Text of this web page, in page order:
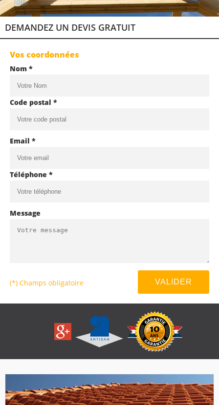
DEMANDEZ UN DEVIS GRATUIT
Vos coordonnées
Nom *
Code postal *
Email *
Téléphone *
Message
(*) Champs obligatoire